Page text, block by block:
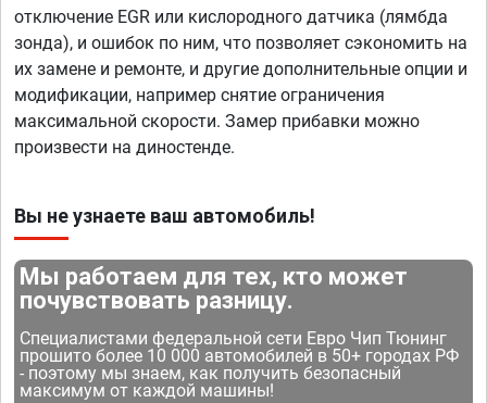
отключение EGR или кислородного датчика (лямбда
зонда), и ошибок по ним, что позволяет сэкономить на
их замене и ремонте, и другие дополнительные опции и
модификации, например снятие ограничения
максимальной скорости. Замер прибавки можно
произвести на диностенде.
Вы не узнаете ваш автомобиль!
Мы работаем для тех, кто может
почувствовать разницу.
Специалистами федеральной сети Евро Чип Тюнинг
прошито более 10 000 автомобилей в 50+ городах РФ
- поэтому мы знаем, как получить безопасный
максимум от каждой машины!